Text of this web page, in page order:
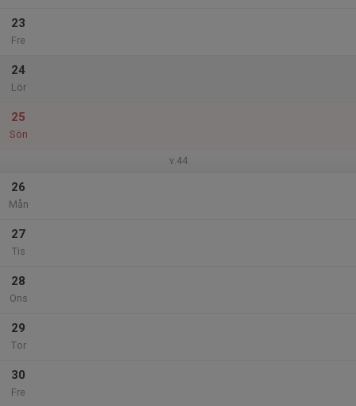
23
Fre
24
Lör
25
Sön
v.44
26
Mån
27
Tis
28
Ons
29
Tor
30
Fre